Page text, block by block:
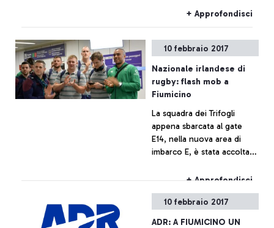
nuova area di imbarco E per
+ Approfondisci
10 febbraio 2017
Nazionale irlandese di
rugby: flash mob a
Fiumicino
La squadra dei Trifogli
appena sbarcata al gate
E14, nella nuova area di
imbarco E, è stata accolta e
"Ireland’s Call"; coinvolti
operatori aeroportuali
+ Approfondisci
10 febbraio 2017
ADR: A FIUMICINO UN